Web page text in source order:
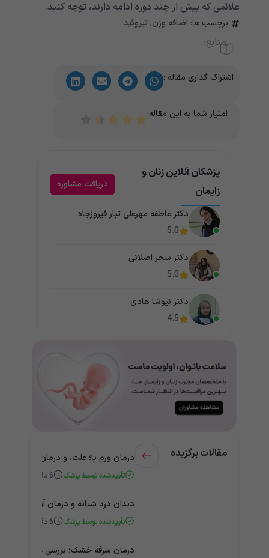
علائمی که بیش از چند دوره ادامه دارند، توجه کنید.
برچسب ها: اضافه وزن, تیروئید
منابع:
اشتراک گذاری مقاله :
امتیاز شما به این مقاله:
پزشکان آنلاین زنان و
زایمان
دریافت مشاوره
دکتر عاطفه مهرعلی تبار فیروزجاه
5.0
دکتر سحر اصلانی
5.0
دکتر نیوشا هادی
4.5
مقالات برگزیده درمان ورم پا؛ علت، و درمان به
تأییدشده توسط پزشک 6 دقیقه
دندان درد شبانه و درمان آن +
تأییدشده توسط پزشک 6 دقیقه
درمان سرفه خشک؛ بررسی علت و